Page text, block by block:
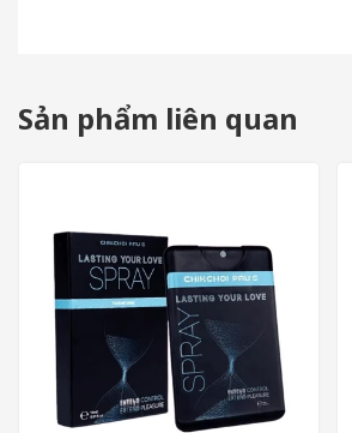
- Thương hiệu:
- Hạn sử dụng:
Sản phẩm liên quan